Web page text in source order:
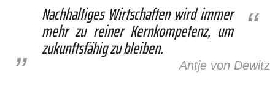
Nachhaltiges Wirtschaften wird immer
mehr zu reiner Kernkompetenz, um
zukunfts­fähig zu bleiben.
Antje von Dewitz